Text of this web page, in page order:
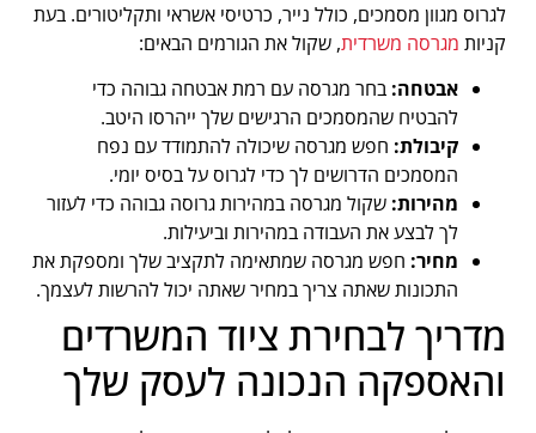
לגרוס מגוון מסמכים, כולל נייר, כרטיסי אשראי ותקליטורים. בעת
קניות מגרסה משרדית, שקול את הגורמים הבאים:
אבטחה: בחר מגרסה עם רמת אבטחה גבוהה כדי
להבטיח שהמסמכים הרגישים שלך ייהרסו היטב.
קיבולת: חפש מגרסה שיכולה להתמודד עם נפח
המסמכים הדרושים לך כדי לגרוס על בסיס יומי.
מהירות: שקול מגרסה במהירות גרוסה גבוהה כדי לעזור
לך לבצע את העבודה במהירות וביעילות.
מחיר: חפש מגרסה שמתאימה לתקציב שלך ומספקת את
התכונות שאתה צריך במחיר שאתה יכול להרשות לעצמך.
מדריך לבחירת ציוד המשרדים
והאספקה הנכונה לעסק שלך